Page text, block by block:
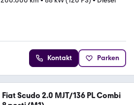
Kontakt Parken
Fiat Scudo 2.0 MJT/136 PL Combi